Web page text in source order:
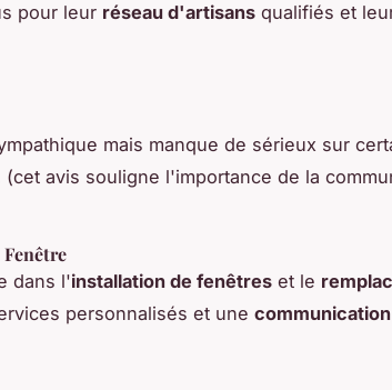
pour leur réseau d'artisans qualifiés et
mais manque de sérieux sur
avis souligne l'importance de la
dans l'installation de fenêtres et le
personnalisés et une